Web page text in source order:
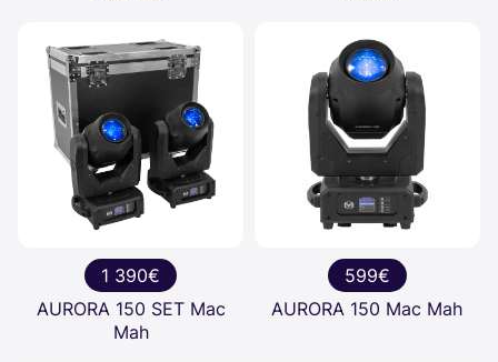
1 390€
AURORA 150 SET Mac
Mah
599€
AURORA 150 Mac Mah